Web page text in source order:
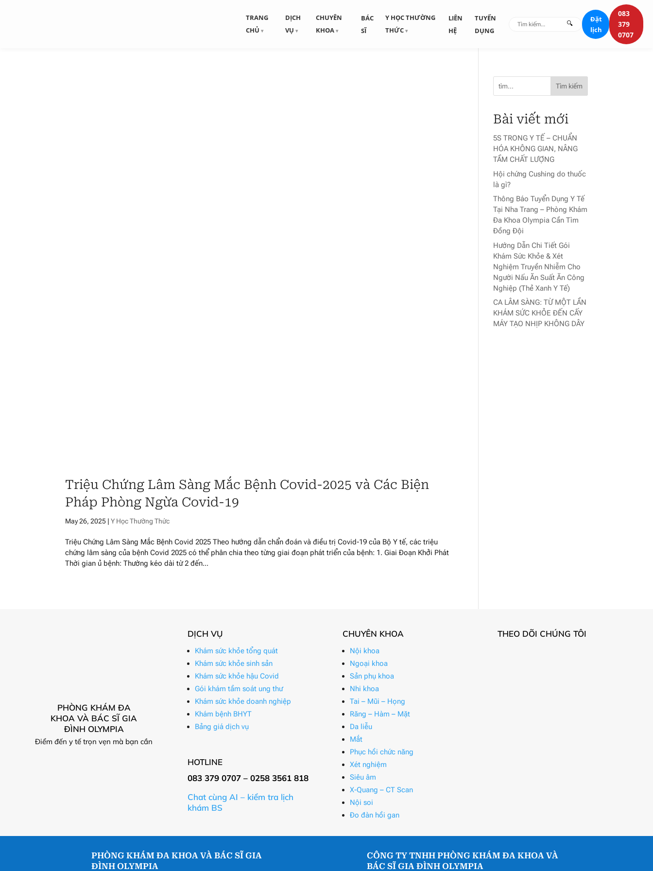
TRANG
CHỦ
DỊCH
VỤ
CHUYÊN
KHOA
BÁC
SĨ
Y HỌC THƯỜNG
THỨC
LIÊN
HỆ
TUYỂN
DỤNG
🔍
Đặt
lịch
083
379
0707
Triệu Chứng Lâm Sàng Mắc Bệnh Covid-2025 và Các Biện
Pháp Phòng Ngừa Covid-19
May 26, 2025 |Y Học Thường Thức
Triệu Chứng Lâm Sàng Mắc Bệnh Covid 2025 Theo hướng dẫn chẩn đoán và điều trị Covid-19 của Bộ Y tế, các triệu
chứng lâm sàng của bệnh Covid 2025 có thể phân chia theo từng giai đoạn phát triển của bệnh: 1. Giai Đoạn Khởi Phát
Thời gian ủ bệnh: Thường kéo dài từ 2 đến...
Tìm kiếm
Bài viết mới
5S TRONG Y TẾ – CHUẨN
HÓA KHÔNG GIAN, NÂNG
TẦM CHẤT LƯỢNG
Hội chứng Cushing do thuốc
là gì?
Thông Báo Tuyển Dụng Y Tế
Tại Nha Trang – Phòng Khám
Đa Khoa Olympia Cần Tìm
Đồng Đội
Hướng Dẫn Chi Tiết Gói
Khám Sức Khỏe & Xét
Nghiệm Truyền Nhiễm Cho
Người Nấu Ăn Suất Ăn Công
Nghiệp (Thẻ Xanh Y Tế)
CA LÂM SÀNG: TỪ MỘT LẦN
KHÁM SỨC KHỎE ĐẾN CẤY
MÁY TẠO NHỊP KHÔNG DÂY
PHÒNG KHÁM ĐA
KHOA VÀ BÁC SĨ GIA
ĐÌNH OLYMPIA
Điểm đến y tế trọn vẹn mà bạn cần
DỊCH VỤ
Khám sức khỏe tổng quát
Khám sức khỏe sinh sản
Khám sức khỏe hậu Covid
Gói khám tầm soát ung thư
Khám sức khỏe doanh nghiệp
Khám bệnh BHYT
Bảng giá dịch vụ
HOTLINE
083 379 0707 – 0258 3561 818
Chat cùng AI – kiểm tra lịch
khám BS
CHUYÊN KHOA
Nội khoa
Ngoại khoa
Sản phụ khoa
Nhi khoa
Tai – Mũi – Họng
Răng – Hàm – Mặt
Da liễu
Mắt
Phục hồi chức năng
Xét nghiệm
Siêu âm
X-Quang – CT Scan
Nội soi
Đo đàn hồi gan
THEO DÕI CHÚNG TÔI
PHÒNG KHÁM ĐA KHOA VÀ BÁC SĨ GIA
ĐÌNH OLYMPIA
CÔNG TY TNHH PHÒNG KHÁM ĐA KHOA VÀ
BÁC SĨ GIA ĐÌNH OLYMPIA